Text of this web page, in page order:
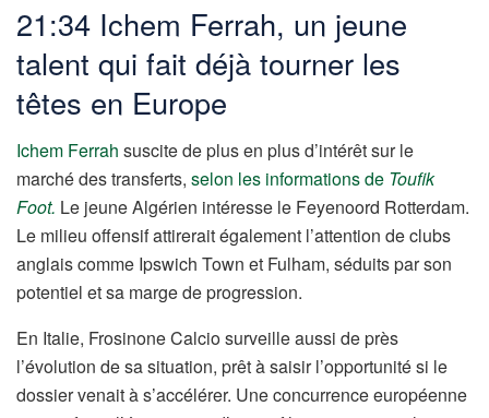
21:34 Ichem Ferrah, un jeune
talent qui fait déjà tourner les
têtes en Europe
Ichem Ferrah suscite de plus en plus d’intérêt sur le
marché des transferts, selon les informations de Toufik
Foot. Le jeune Algérien intéresse le Feyenoord Rotterdam.
Le milieu offensif attirerait également l’attention de clubs
anglais comme Ipswich Town et Fulham, séduits par son
potentiel et sa marge de progression.
En Italie, Frosinone Calcio surveille aussi de près
l’évolution de sa situation, prêt à saisir l’opportunité si le
dossier venait à s’accélérer. Une concurrence européenne